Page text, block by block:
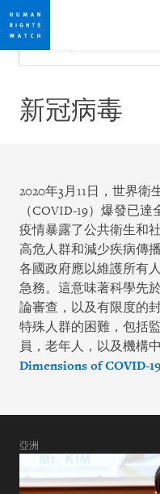
Skip
to
cookie
privacy
Skip
to
main
content
Would you like to
Yes
✕
新冠病毒
2020年3月11日，世界衛
（COVID-19）爆發已
疫情暴露了公共衛生和
高危人群和減少疾病傳
各國政府應以維護所有
急務。這意味著科學先
論審查，以及有限度的
特殊人群的困難，包括
員，老年人，以及機構
Dimensions of COVID-
亞洲